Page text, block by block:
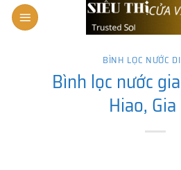
Skip
BÌNH LỌC NƯỚC
Bình lọc nước
Hiao,